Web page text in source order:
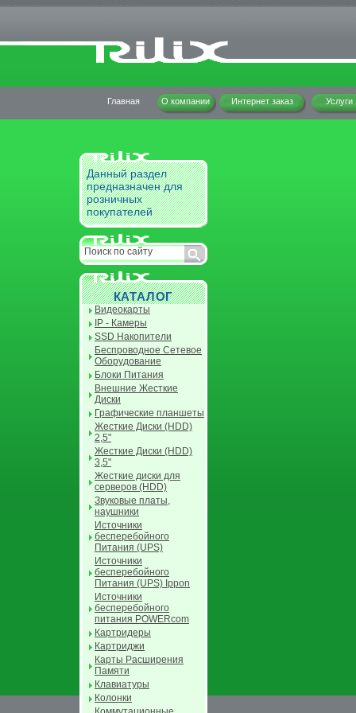
Главная О компании Интернет заказ Услуги
Данный раздел
предназначен для
розничных
покупателей
КАТАЛОГ
Видеокарты
IP - Камеры
SSD Накопители
Беспроводное Сетевое
Оборудование
Блоки Питания
Внешние Жесткие
Диски
Графические планшеты
Жесткие Диски (HDD)
2,5"
Жесткие Диски (HDD)
3,5"
Жесткие диски для
серверов (HDD)
Звуковые платы,
наушники
Источники
бесперебойного
Питания (UPS)
Источники
бесперебойного
Питания (UPS) Ippon
Источники
бесперебойного
питания POWERcom
Картридеры
Картриджи
Карты Расширения
Памяти
Клавиатуры
Колонки